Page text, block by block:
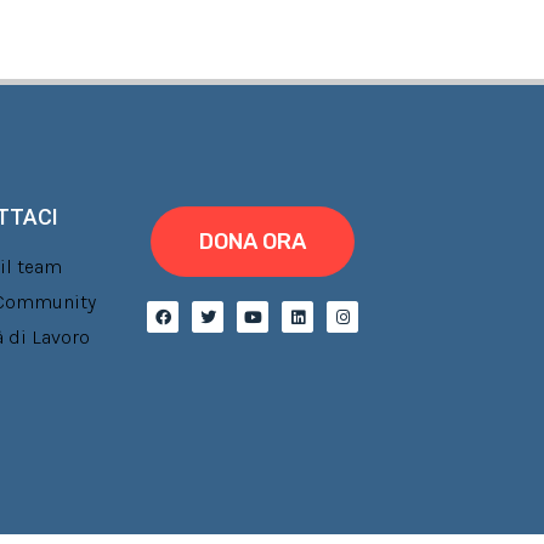
team
di Lavoro
DONA ORA